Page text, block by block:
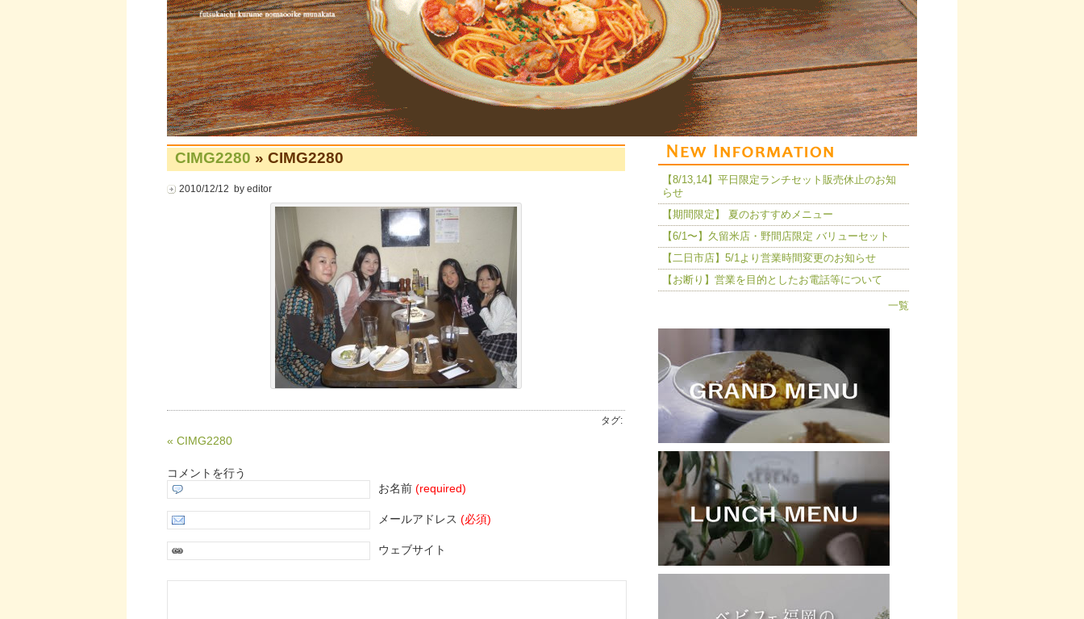
CIMG2280 » CIMG2280
2010/12/12 by editor
タグ:
« CIMG2280
コメントを行う
お名前 (required)
メールアドレス (必須)
ウェブサイト
【8/13,14】平日限定ランチセット販売休止のお知
らせ
【期間限定】 夏のおすすめメニュー
【6/1〜】久留米店・野間店限定 バリューセット
【二日市店】5/1より営業時間変更のお知らせ
【お断り】営業を目的としたお電話等について
一覧